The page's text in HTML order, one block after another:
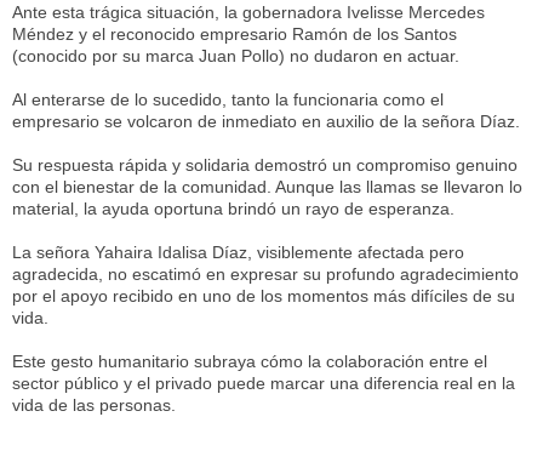
Ante esta trágica situación, la gobernadora Ivelisse Mercedes
Méndez y el reconocido empresario Ramón de los Santos
(conocido por su marca Juan Pollo) no dudaron en actuar.
Al enterarse de lo sucedido, tanto la funcionaria como el
empresario se volcaron de inmediato en auxilio de la señora Díaz.
Su respuesta rápida y solidaria demostró un compromiso genuino
con el bienestar de la comunidad. Aunque las llamas se llevaron lo
material, la ayuda oportuna brindó un rayo de esperanza.
La señora Yahaira Idalisa Díaz, visiblemente afectada pero
agradecida, no escatimó en expresar su profundo agradecimiento
por el apoyo recibido en uno de los momentos más difíciles de su
vida.
Este gesto humanitario subraya cómo la colaboración entre el
sector público y el privado puede marcar una diferencia real en la
vida de las personas.